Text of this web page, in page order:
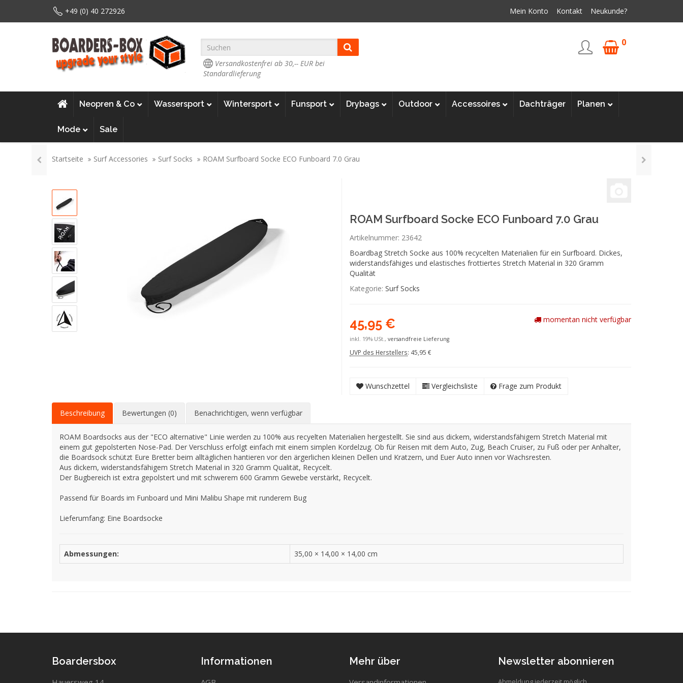
+49 (0) 40 272926 Mein Konto Kontakt Neukunde?
Versandkostenfrei ab 30,-- EUR bei
Standardlieferung
0
Neopren & Co Wassersport Wintersport Funsport Drybags Outdoor Accessoires Dachträger Planen
Mode Sale
Startseite Surf Accessories Surf Socks ROAM Surfboard Socke ECO Funboard 7.0 Grau
ROAM Surfboard Socke ECO Funboard 7.0 Grau
Artikelnummer: 23642
Boardbag Stretch Socke aus 100% recycelten Materialien für ein Surfboard. Dickes,
widerstandsfähiges und elastisches frottiertes Stretch Material in 320 Gramm
Qualität
Kategorie: Surf Socks
45,95 €
inkl. 19% USt., versandfreie Lieferung
UVP des Herstellers: 45,95 €
momentan nicht verfügbar
Wunschzettel Vergleichsliste Frage zum Produkt
Beschreibung Bewertungen (0) Benachrichtigen, wenn verfügbar
ROAM Boardsocks aus der "ECO alternative" Linie werden zu 100% aus recyelten Materialien hergestellt. Sie sind aus dickem, widerstandsfähigem Stretch Material mit
einem gut gepolsterten Nose-Pad. Der Verschluss erfolgt einfach mit einem simplen Kordelzug. Ob für Reisen mit dem Auto, Zug, Beach Cruiser, zu Fuß oder per Anhalter,
die Boardsock schützt Eure Bretter beim alltäglichen hantieren vor den ärgerlichen kleinen Dellen und Kratzern, und Euer Auto innen vor Wachsresten.
Aus dickem, widerstandsfähigem Stretch Material in 320 Gramm Qualität, Recycelt.
Der Bugbereich ist extra gepolstert und mit schwerem 600 Gramm Gewebe verstärkt, Recycelt.
Passend für Boards im Funboard und Mini Malibu Shape mit runderem Bug
Lieferumfang: Eine Boardsocke
Abmessungen: 35,00 × 14,00 × 14,00 cm
Boardersbox Informationen Mehr über Newsletter abonnieren